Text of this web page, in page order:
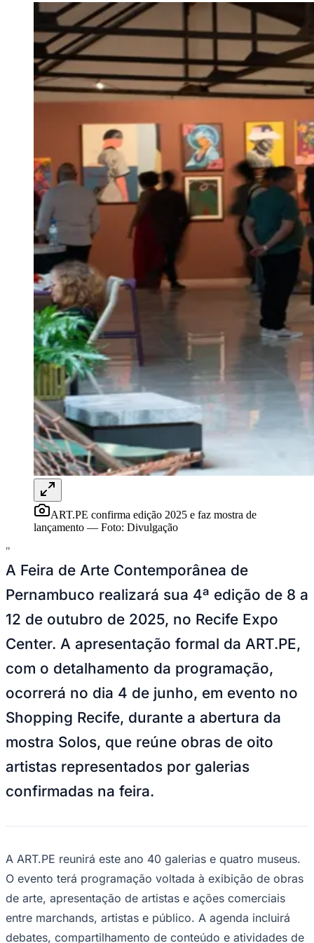
Para Sua Empresa
Anuncie Regional
Guia de Empresas
Vagas na RegiãoNovo
Hub de Negócios
Guia Comercial
Portal Educacional
Agenda de Vestibulares
Vagas de Emprego
Concursos
Panorama Econômico
Panorama Econômico
Para Sua Empresa
Anuncie no Portal
Verificar Empresa
Anunciar Vagas Novo
Publicidade Legal
NBA
NFL
Fórmula 1
UFC
Tênis (ATP)
MLB
NHL
Atletismo
Vôlei
NBB
Competições de Futebol
Brasileirão Série A
Brasileirão Série B
Paulistão
Copa do Brasil
Libertadores
Champions League
La Liga
Mundial 2026
Times - Ir direto
ART.PE confirma edição 2025 e faz mostra de
lançamento — Foto: Divulgação
"
A Feira de Arte Contemporânea de
Pernambuco realizará sua 4ª edição de 8 a
12 de outubro de 2025, no Recife Expo
Center. A apresentação formal da ART.PE,
com o detalhamento da programação,
ocorrerá no dia 4 de junho, em evento no
Shopping Recife, durante a abertura da
mostra Solos, que reúne obras de oito
artistas representados por galerias
confirmadas na feira.
A ART.PE reunirá este ano 40 galerias e quatro museus.
O evento terá programação voltada à exibição de obras
de arte, apresentação de artistas e ações comerciais
entre marchands, artistas e público. A agenda incluirá
debates, compartilhamento de conteúdo e atividades de